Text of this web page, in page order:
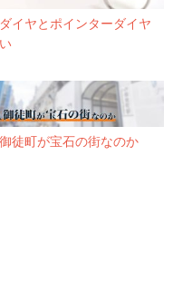
イヤとポインターダイヤ
徒町が宝石の街なのか